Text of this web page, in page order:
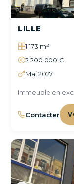
LILLE
1 173 m²
2 200 000 €
Mai 2027
Immeuble en
Contacter